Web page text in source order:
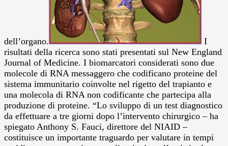
dell’organo.
I
risultati della ricerca sono stati presentati sul New England
Journal of Medicine. I biomarcatori considerati sono due
molecole di RNA messaggero che codificano proteine del
sistema immunitario coinvolte nel rigetto del trapianto e
una molecola di RNA non codificante che partecipa alla
produzione di proteine. “Lo sviluppo di un test diagnostico
da effettuare a tre giorni dopo l’intervento chirurgico – ha
spiegato Anthony S. Fauci, direttore del NIAID –
costituisce un importante traguardo per valutare in tempi